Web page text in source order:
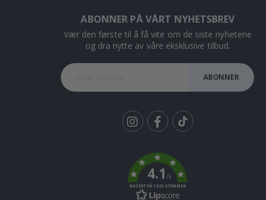
ABONNER PÅ VÅRT NYHETSBREV
Vær den første til å få vite om de siste nyhetene
og dra nytte av våre eksklusive tilbud.
ABONNER
k
4.1/5
BASERT PÅ 1023 STEMMER